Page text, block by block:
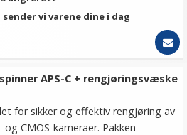
vi varene dine i dag
APS-C + rengjøringsvæske
for sikker og effektiv rengjøring av
og CMOS-kameraer. Pakken